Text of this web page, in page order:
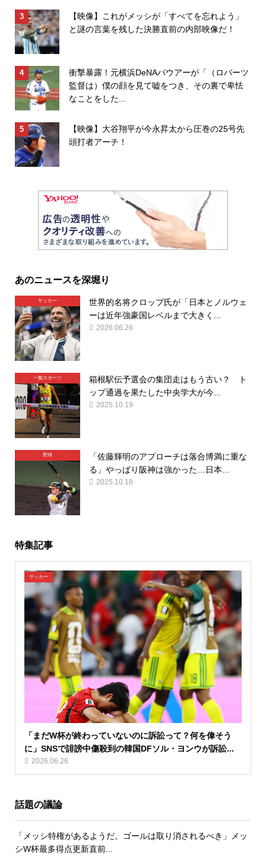
【映像】これがメッシが「すべてを忘れよう」
と謎の言葉を残した決勝直前の内部映像だ！
衝撃暴露！元横浜DeNAバウアーが「（ロバーツ
監督は）僕の顔を見て嘘をつき、その裏で卑怯
なことをした...
【映像】大谷翔平が今永昇太から圧巻の25号先
頭打者アーチ！
あのニュースを深堀り
サッカー
世界的名将クロップ氏が「日本とノルウェ
ーは近年強豪国レベルまで大きく...
2026.06.26
一般スポーツ
箱根駅伝予選会の集団走はもう古い？ ト
ップ通過を果たした中央学大が今...
2025.10.19
野球
「佐藤輝明のアプローチは落合博満に重な
る」やっぱり阪神は強かった…日本...
2025.10.18
特集記事
サッカー
「まだW杯が終わっていないのに訴訟って？何を偉そう
に」SNSで誹謗中傷殺到の韓国DFソル・ヨンウが訴訟...
2026.06.26
話題の議論
「メッシ特権があるようだ。ゴールは取り消されるべき」メッ
シW杯最多得点更新直前...